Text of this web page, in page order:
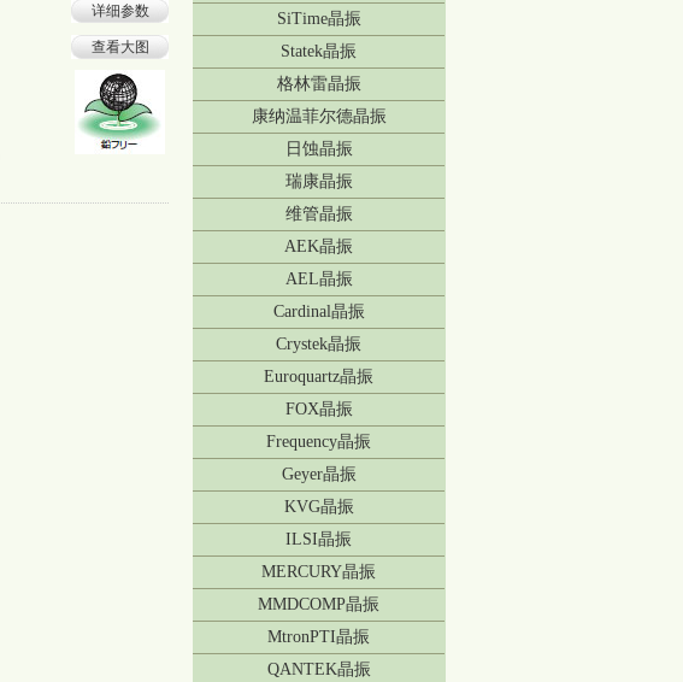
SiTime晶振
Statek晶振
格林雷晶振
康纳温菲尔德晶振
日蚀晶振
瑞康晶振
维管晶振
AEK晶振
AEL晶振
Cardinal晶振
Crystek晶振
Euroquartz晶振
FOX晶振
Frequency晶振
Geyer晶振
KVG晶振
ILSI晶振
MERCURY晶振
MMDCOMP晶振
MtronPTI晶振
QANTEK晶振
详细参数
查看大图